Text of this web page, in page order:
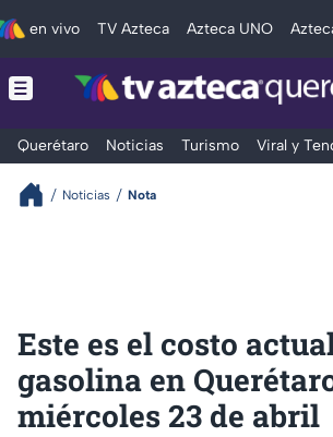
en vivo TV Azteca Azteca UNO
Querétaro Noticias Turismo Viral y
Noticias Nota
Este es el costo
gasolina en
miércoles 23 de abril